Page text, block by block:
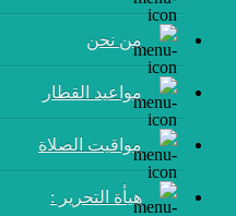
من نحن
مواعيد القطار
مواقيت الصلاة
هيأة التحرير :